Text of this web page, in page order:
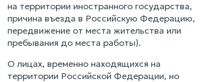
на территории иностранного государства,
причина въезда в Российскую Федерацию,
передвижение от места жительства или
пребывания до места работы).
О лицах, временно находящихся на
территории Российской Федерации, но